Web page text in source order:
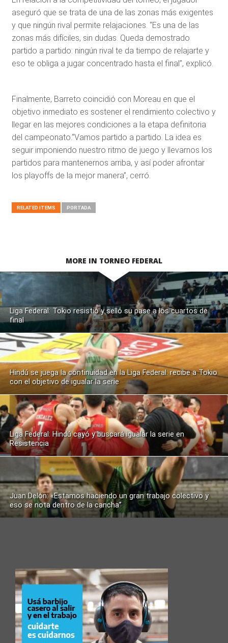
aseguró que se trata de una de las zonas más exigentes
y que ningún rival permite relajaciones. “Es una de las
zonas más difíciles, sin dudas. Queda demostrado
partido a partido: ningún rival te da tiempo de relajarte y
eso te obliga a jugar concentrado hasta el final”, explicó.
Finalmente, Barreto coincidió con Moreau en que el
objetivo inmediato es sostener el rendimiento colectivo y
llegar en las mejores condiciones a la etapa definitoria
del campeonato.“Vamos partido a partido. La idea es
seguir imponiendo nuestro ritmo de juego y llevarnos los
partidos para mantenernos arriba, y así poder afrontar
los playoffs de la mejor manera”, cerró.
RELATED ITEMS PORTADA
MORE IN TORNEO FEDERAL
Liga Federal: Tokio resistió y selló su pase a los cuartos de
final
Hindú se juega la continuidad en la Liga Federal: recibe a Tokio
con el objetivo de igualar la serie
Liga Federal: Hindú cayó y buscará igualar la serie en
Resistencia
Juan Delón: «Estamos haciendo un gran trabajo colectivo y
eso se nota dentro de la cancha”